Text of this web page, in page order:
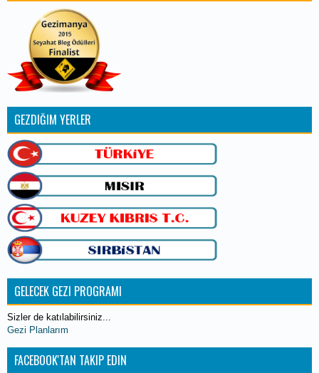
GEZDIĞIM YERLER
GELECEK GEZI PROGRAMI
Sizler de katılabilirsiniz...
Gezi Planlarım
FACEBOOK'TAN TAKIP EDIN